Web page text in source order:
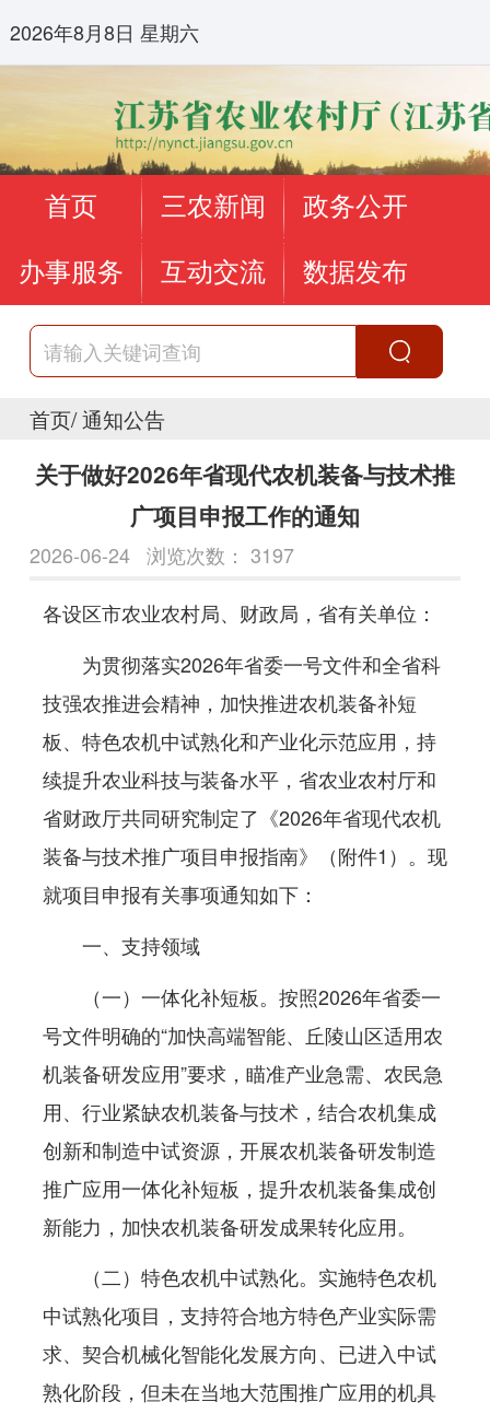
2026年8月8日 星期六
首页 三农新闻 政务公开
办事服务 互动交流 数据发布
首页/通知公告
关于做好2026年省现代农机装备与技术推
广项目申报工作的通知
2026-06-24 浏览次数： 3197
各设区市农业农村局、财政局，省有关单位：
为贯彻落实2026年省委一号文件和全省科
技强农推进会精神，加快推进农机装备补短
板、特色农机中试熟化和产业化示范应用，持
续提升农业科技与装备水平，省农业农村厅和
省财政厅共同研究制定了《2026年省现代农机
装备与技术推广项目申报指南》（附件1）。现
就项目申报有关事项通知如下：
一、支持领域
（一）一体化补短板。按照2026年省委一
号文件明确的“加快高端智能、丘陵山区适用农
机装备研发应用”要求，瞄准产业急需、农民急
用、行业紧缺农机装备与技术，结合农机集成
创新和制造中试资源，开展农机装备研发制造
推广应用一体化补短板，提升农机装备集成创
新能力，加快农机装备研发成果转化应用。
（二）特色农机中试熟化。实施特色农机
中试熟化项目，支持符合地方特色产业实际需
求、契合机械化智能化发展方向、已进入中试
熟化阶段，但未在当地大范围推广应用的机具